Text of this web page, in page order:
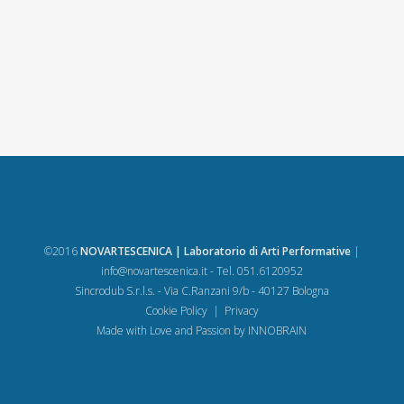
©2016NOVARTESCENICA | Laboratorio di Arti Performative|
info@novartescenica.it- Tel. 051.6120952
Sincrodub S.r.l.s. - Via C.Ranzani 9/b - 40127 Bologna
Cookie Policy| Privacy
Made with Love and Passion by INNOBRAIN